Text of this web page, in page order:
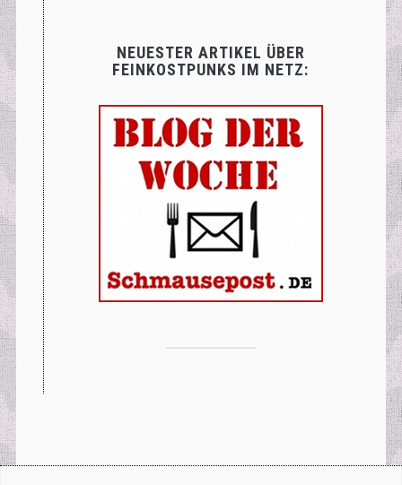
NEUESTER ARTIKEL ÜBER
FEINKOSTPUNKS IM NETZ: